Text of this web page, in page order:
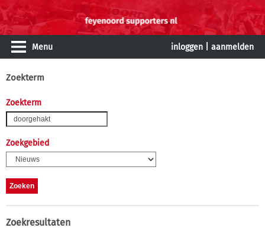
Menu inloggen aanmelden
Zoekterm
Zoekterm
Zoekgebied
Zoekresultaten